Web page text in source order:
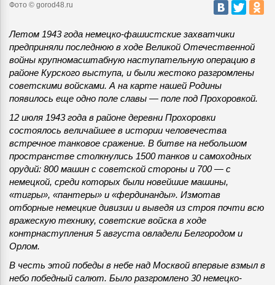
Фото © gorod48.ru
Летом 1943 года немецко-фашистские захватчики
предприняли последнюю в ходе Великой Отечественной
войны крупномасштабную наступательную операцию в
районе Курского выступа, и были жестоко разгромлены
советскими войсками. А на карте нашей Родины
появилось еще одно поле славы — поле под Прохоровкой.
12 июля 1943 года в районе деревни Прохоровки
состоялось величайшее в истории человечества
встречное танковое сражение. В битве на небольшом
пространстве столкнулись 1500 танков и самоходных
орудий: 800 машин с советской стороны и 700 — с
немецкой, среди которых были новейшие машины,
«тигры», «пантеры» и «фердинанды». Измотав
отборные немецкие дивизии и выведя из строя почти всю
вражескую технику, советские войска в ходе
контрнаступления 5 августа овладели Белгородом и
Орлом.
В честь этой победы в небе над Москвой впервые взмыл в
небо победный салют. Было разгромлено 30 немецко-